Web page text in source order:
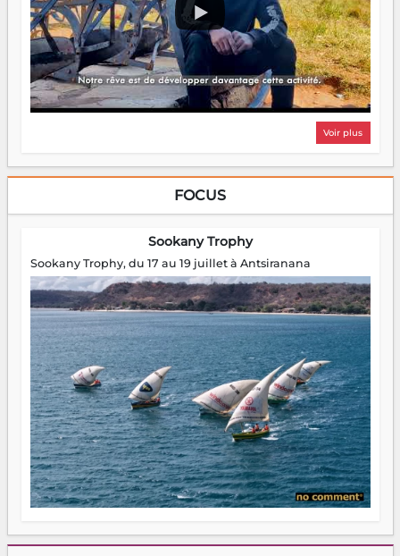
Voir plus
FOCUS
Sookany Trophy
Sookany Trophy, du 17 au 19 juillet à Antsiranana